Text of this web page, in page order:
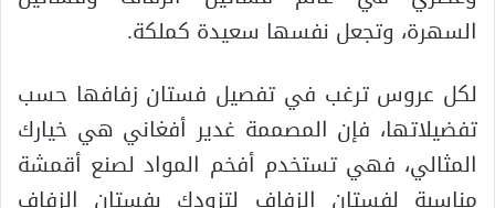
السهرة، وتجعل نفسها سعيدة كملكة.
لكل عروس ترغب في تفصيل فستان زفافها حسب
تفضيلاتها، فإن المصممة غدير أفغاني هي خيارك
المثالي، فهي تستخدم أفخم المواد لصنع أقمشة